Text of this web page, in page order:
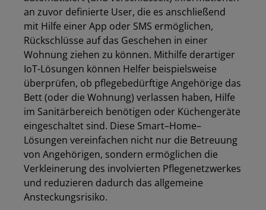
an zuvor definierte User, die es anschließend
mit Hilfe einer App oder SMS ermöglichen,
Rückschlüsse auf das Geschehen in einer
Wohnung ziehen zu können. Mithilfe derartiger
IoT-Lösungen können Helfer beispielsweise
überprüfen, ob pflegebedürftige Angehörige das
Bett (oder die Wohnung) verlassen haben, Hilfe
im Sanitärbereich benötigen oder Küchengeräte
eingeschaltet sind. Diese Smart–Home–
Lösungen vereinfachen nicht nur die Betreuung
von Angehörigen, sondern ermöglichen die
Verkleinerung des involvierten Pflegenetzwerkes
und reduzieren dadurch das allgemeine
Ansteckungsrisiko.